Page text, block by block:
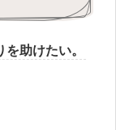
を助けたい。